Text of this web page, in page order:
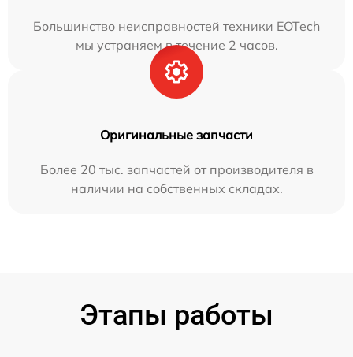
Большинство неисправностей техники EOTech
мы устраняем в течение 2 часов.
Оригинальные запчасти
Более 20 тыс. запчастей от производителя в
наличии на собственных складах.
Этапы работы